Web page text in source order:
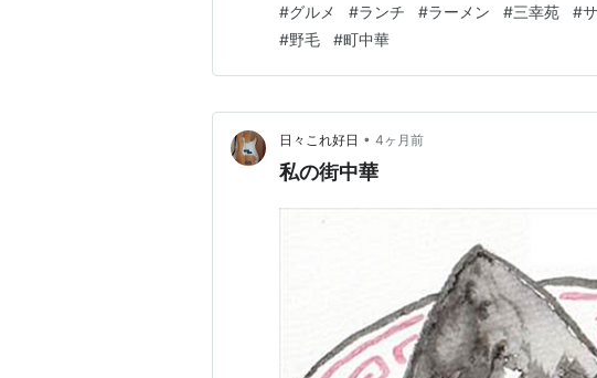
2大町中華店といえば「大来」とここ「三幸
おそらく1番人気と思われる「三幸苑」へ！ギ
#グルメ #ランチ #ラーメン #三幸苑 #
#野毛 #町中華
日々これ好日 • 4ヶ月前
私の街中華